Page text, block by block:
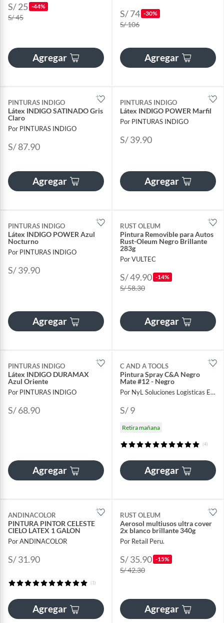
S/ 25 -44%
S/ 45
Agregar
S/ 74 -30%
S/ 106
Agregar
PINTURAS INDIGO
Látex INDIGO SATINADO Gris
Claro
Por PINTURAS INDIGO
S/ 87.90
Agregar
PINTURAS INDIGO
Látex INDIGO POWER Marfil
Por PINTURAS INDIGO
S/ 39.90
Agregar
PINTURAS INDIGO
Látex INDIGO POWER Azul
Nocturno
Por PINTURAS INDIGO
S/ 39.90
Agregar
RUST OLEUM
Pintura Removible para Autos
Rust-Oleum Negro Brillante
283g
Por VULTEC
S/ 49.90 -14%
S/ 58.30
Agregar
PINTURAS INDIGO
Látex INDIGO DURAMAX
Azul Oriente
Por PINTURAS INDIGO
S/ 68.90
Agregar
C AND A TOOLS
Pintura Spray C&A Negro
Mate #12 - Negro
Por NyL Soluciones Logisticas EIRL
S/ 9
Retira mañana
(4)
Agregar
ANDINACOLOR
PINTURA PINTOR CELESTE
CIELO LATEX 1 GALON
Por ANDINACOLOR
S/ 31.90
(1)
Agregar
RUST OLEUM
Aerosol multiusos ultra cover
2x blanco brillante 340g
Por Retail Peru.
S/ 35.90 -15%
S/ 42.30
Agregar